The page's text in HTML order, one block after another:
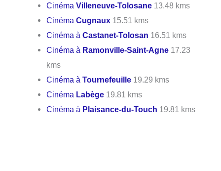
CinémaVilleneuve-Tolosane 13.48 kms
CinémaCugnaux 15.51 kms
Cinéma àCastanet-Tolosan 16.51 kms
Cinéma à Ramonville-Saint-Agne 17.23
kms
Cinéma àTournefeuille 19.29 kms
Cinéma Labège 19.81 kms
Cinéma à Plaisance-du-Touch 19.81 kms